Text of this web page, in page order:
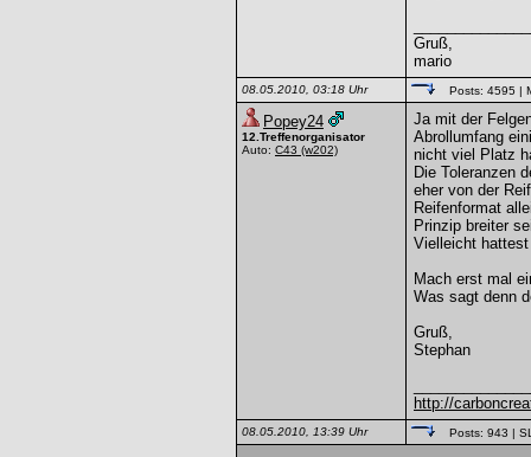
Gruß,
mario
08.05.2010, 03:18 Uhr Posts: 4595 |
Popey24
12.Treffenorganisator
Auto: C43 (w202)
Ja mit der
Abrollumfang
nicht viel Platz
Die Toleranzen
eher von der
Reifenformat
Prinzip breiter
Vielleicht
Mach erst mal
Was sagt denn
Gruß,
Stephan
http://
08.05.2010, 13:39 Uhr Posts: 943 |